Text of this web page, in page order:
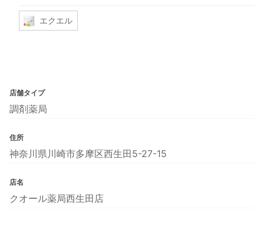
エクエル
店舗タイプ
調剤薬局
住所
神奈川県川崎市多摩区西生田5-27-15
店名
クオール薬局西生田店